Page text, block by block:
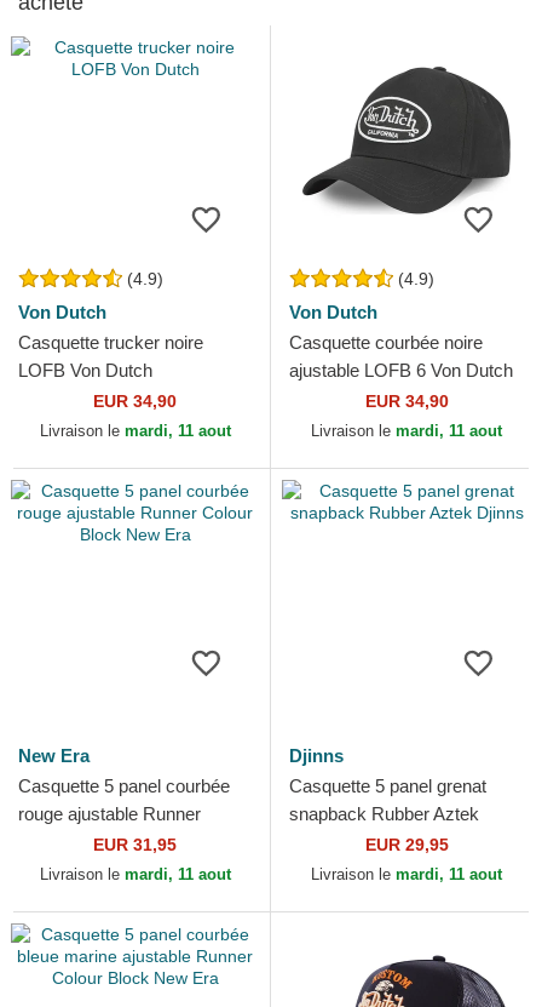
(4.9)
Von Dutch
Casquette trucker noire
LOFB Von Dutch
EUR 34,90
Livraison le mardi, 11 aout
(4.9)
Von Dutch
Casquette courbée noire
ajustable LOFB 6 Von Dutch
EUR 34,90
Livraison le mardi, 11 aout
New Era
Casquette 5 panel courbée
rouge ajustable Runner
Colour Block New Era
EUR 31,95
Livraison le mardi, 11 aout
Djinns
Casquette 5 panel grenat
snapback Rubber Aztek
EUR 29,95
Livraison le mardi, 11 aout